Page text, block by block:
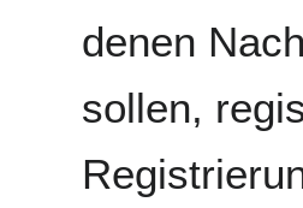
denen
sollen,